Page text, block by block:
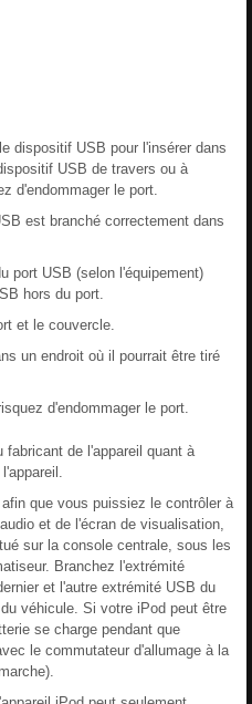
dispositif USB pour l'insérer dans
USB de travers ou à
d'endommager le port.
est branché correctement dans
port USB (selon l'équipement)
hors du port.
et le couvercle.
un endroit où il pourrait être tiré
d'endommager le port.
fabricant de l'appareil quant à
que vous puissiez le contrôler à
et de l'écran de visualisation,
sur la console centrale, sous les
Branchez l'extrémité
et l'autre extrémité USB du
véhicule. Si votre iPod peut être
se charge pendant que
le commutateur d'allumage à la